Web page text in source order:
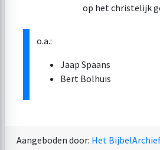
op het christelijk
o.a.:
Jaap Spaans
Bert Bolhuis
Aangeboden door: Het